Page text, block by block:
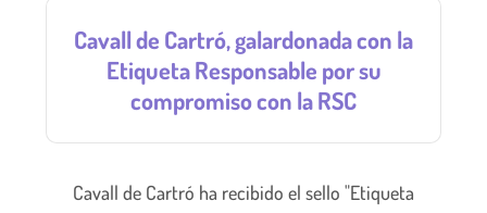
Cavall de Cartró, galardonada con la
Etiqueta Responsable por su
compromiso con la RSC
Cavall de Cartró ha recibido el sello "Etiqueta